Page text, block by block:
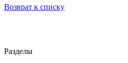
Возврат к списку
Разделы